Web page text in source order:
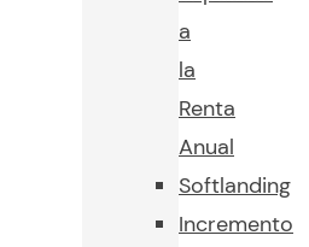
a
la
Renta
Anual
Softlanding
Incremento